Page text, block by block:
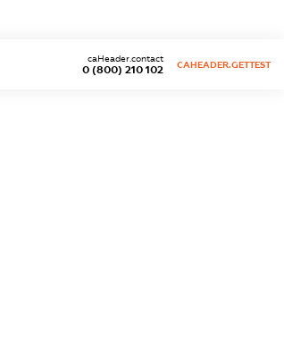
0 (800) 210 102
caHeader.contact
CAHEADER.GETTEST